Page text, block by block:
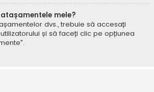
mele?
dvs., trebuie să accesați
și să faceți clic pe opțiunea